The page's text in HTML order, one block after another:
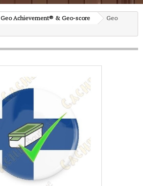
Geo Achievement® & Geo-score
Geo